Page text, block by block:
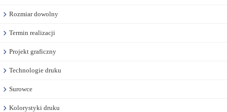
Rozmiar dowolny
Termin realizacji
Projekt graficzny
Technologie druku
Surowce
Kolorystyki druku